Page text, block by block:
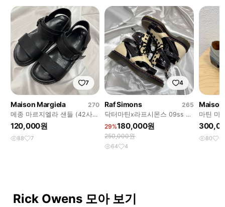
7
Maison Margiela
270
메종 마르지엘라 샌들 (42사이
즈)
120,000원
88 7
4
Raf Simons
265
닥터마틴x라프시몬스 09ss 글
래디에이터 레이스업 아카이브
샌들 (41)
29%180,000원
250,000원
64 4
Maison
마틴 마
스포드
(40)
80 6
Rick Owens 모아 보기